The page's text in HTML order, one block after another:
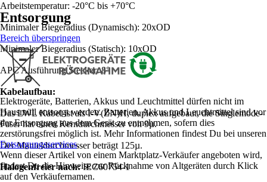
Arbeitstemperatur: -20°C bis +70°C
Minimaler Biegeradius (Dynamisch): 20xOD
Minimaler Biegeradius (Statisch): 10xOD
APC Ausführung Stecker: 8°
Kabelaufbau:
Das LWL Kabel ist als I-V(ZN)H, duplex aufgebaut, die Singlemode-
Faser hat einen Kerndurchmesser von 9µ.
Der Manteldurchmesser beträgt 125µ.
Halogenfreier nach:IEC60754-1
Entsorgung
Bereich überspringen
Elektrogeräte, Batterien, Akkus und Leuchtmittel dürfen nicht im
Hausmüll entsorgt werden. Batterien, Akkus und Leuchtmittel sind vor
der Entsorgung aus dem Gerät zu entnehmen, sofern dies
zerstörungsfrei möglich ist. Mehr Informationen findest Du bei unseren
Entsorgungsservices.
Wenn dieser Artikel von einem Marktplatz-Verkäufer angeboten wird,
findest Du die Hinweise zur Rücknahme von Altgeräten durch Klick
auf den Verkäufernamen.